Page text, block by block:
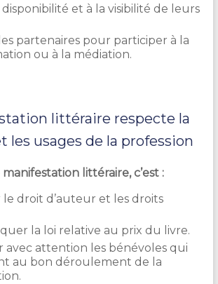
disponibilité et à la visibilité de leurs
partenaires pour participer à la
ou à la médiation.
littéraire respecte la
les usages de la profession
littéraire, c’est :
le droit d’auteur et les droits
la loi relative au prix du livre.
avec attention les bénévoles qui
au bon déroulement de la